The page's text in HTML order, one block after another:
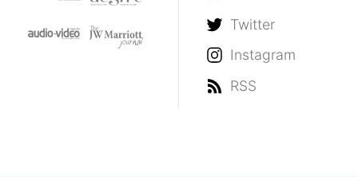
Twitter
Instagram
RSS